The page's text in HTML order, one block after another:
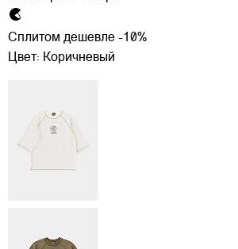
Сплитом дешевле -10%
Цвет: Коричневый